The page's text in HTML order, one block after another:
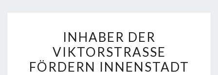
DER
VIKTORSTRASSE F
ÖRDERN I
INHABER DER
VIKTORSTRASSE F
ÖRDERN INNENSTADT